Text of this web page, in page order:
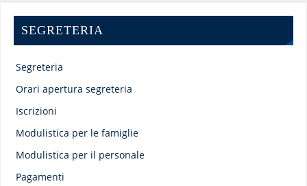
SEGRETERIA
Segreteria
Orari apertura segreteria
Iscrizioni
Modulistica per le famiglie
Modulistica per il personale
Pagamenti